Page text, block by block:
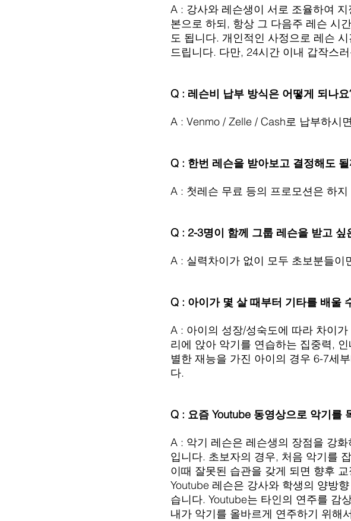
A : 강사와 레슨생이 서로 조율하여
본으로 하되, 항상 그 다음주 레슨 시
도 됩니다. 개인적인 사정으로 레슨
드립니다. 다만, 24시간 이내 갑작스
Q : 레슨비 납부 방식은 어떻게 되나요
A : Venmo / Zelle / Cash로 납부하시
Q : 한번 레슨을 받아보고 결정해도
A : 첫레슨 무료 등의 프로모션은 하
Q : 2-3명이 함께 그룹 레슨을 받고 싶
A : 실력차이가 없이 모두 초보분들이
Q : 아이가 몇 살 때부터 기타를 배울
A : 아이의 성장/성숙도에 따라 차이
리에 앉아 악기를 연습하는 집중력,
별한 재능을 가진 아이의 경우 6-7세
다.
Q : 요즘 Youtube 동영상으로 악기를
A : 악기 레슨은 레슨생의 장점을 강
입니다. 초보자의 경우, 처음 악기를
이때 잘못된 습관을 갖게 되면 향후
Youtube 레슨은 강사와 학생의 양방
습니다. Youtube는 타인의 연주를 감
내가 악기를 올바르게 연주하기 위해